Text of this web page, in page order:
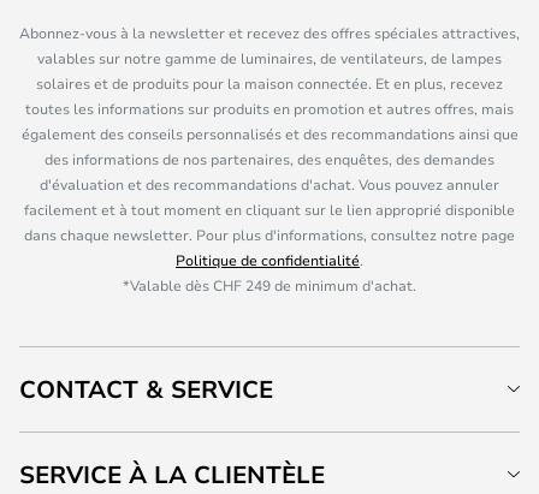
Abonnez-vous à la newsletter et recevez des offres spéciales attractives,
valables sur notre gamme de luminaires, de ventilateurs, de lampes
solaires et de produits pour la maison connectée. Et en plus, recevez
toutes les informations sur produits en promotion et autres offres, mais
également des conseils personnalisés et des recommandations ainsi que
des informations de nos partenaires, des enquêtes, des demandes
d'évaluation et des recommandations d'achat. Vous pouvez annuler
facilement et à tout moment en cliquant sur le lien approprié disponible
dans chaque newsletter. Pour plus d'informations, consultez notre page
Politique de confidentialité.
*Valable dès CHF 249 de minimum d'achat.
CONTACT & SERVICE
SERVICE À LA CLIENTÈLE